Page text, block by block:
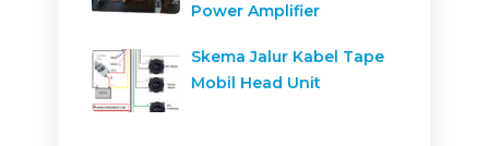
Power Amplifier
Skema Jalur Kabel Tape
Mobil Head Unit